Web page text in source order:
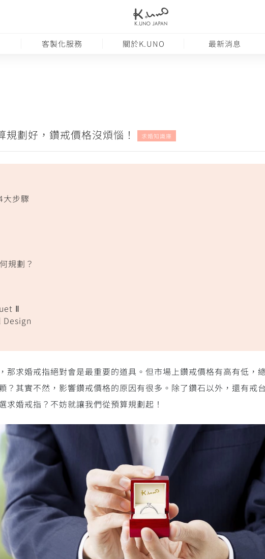
客製化服務 關於K.UNO 最新消息
劃好，鑽戒價格沒煩惱！ 求婚知識庫
大步驟
規劃？
Ⅱ
Design
那求婚戒指絕對會是最重要的道具。但市場上鑽戒價格有高有低，
？其實不然，影響鑽戒價格的原因有很多。除了鑽石以外，還有戒
婚戒指？不妨就讓我們從預算規劃起！